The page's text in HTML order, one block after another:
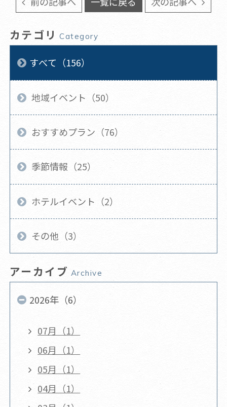
カテゴリ Category
すべて（156）
地域イベント（50）
おすすめプラン（76）
季節情報（25）
ホテルイベント（2）
その他（3）
アーカイブ Archive
2026年（6）
07月（1）
06月（1）
05月（1）
04月（1）